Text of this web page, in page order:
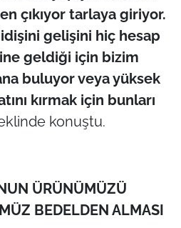
çıkıyor tarlaya giriyor.
gelişini hiç hesap
geldiği için bizim
buluyor veya yüksek
kırmak için bunları
konuştu.
ÜRÜNÜMÜZÜ
BEDELDEN ALMASI